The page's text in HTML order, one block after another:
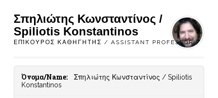
Σπηλιώτης Κωνσταντίνος /
Spiliotis Konstantinos
ΕΠΊΚΟΥΡΟΣ ΚΑΘΗΓΗΤΉΣ / ASSISTANT PROFESSOR |
Όνομα/Name:
Σπηλιώτης Κωνσταντίνος / Spiliotis
Konstantinos